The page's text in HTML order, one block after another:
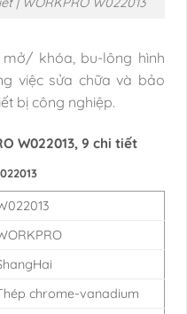
khóa, bu-lông hình
việc sửa chữa và bảo
bị công nghiệp.
W022013, 9 chi tiết
chrome-vanadium